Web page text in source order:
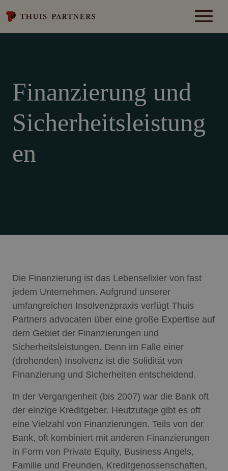
Finanzierung und
Sicherheitsleistung
en
Die Finanzierung ist das Lebenselixier von fast
jedem Unternehmen. Aufgrund unserer
umfangreichen Insolvenzpraxis verfügt Thuis
Partners advocaten über eine große Expertise auf
dem Gebiet der Finanzierungen und
Sicherheitsleistungen. Denn im Falle einer
(drohenden) Insolvenz ist die Solidität von
Finanzierung und Sicherheiten entscheidend.
In der Vergangenheit (bis 2007) war die Bank oft
der einzige Kreditgeber. Heutzutage gibt es oft
eine Vielzahl von Finanzierungen. Teils von der
Bank, oft kombiniert mit anderen Finanzierungen
in Form von Private Equity, Business Angels,
Familie und Freunden, Kreditgenossenschaften,